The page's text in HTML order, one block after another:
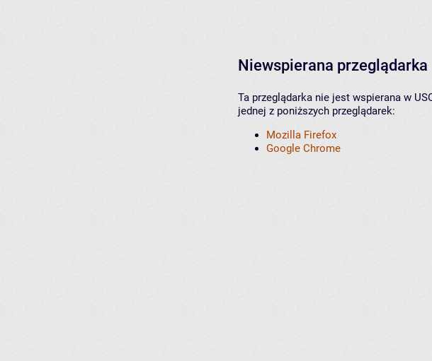
Niewspierana przeglądarka
Ta przeglądarka nie jest wspierana w
jednej z poniższych przeglądarek:
Mozilla Firefox
Google Chrome